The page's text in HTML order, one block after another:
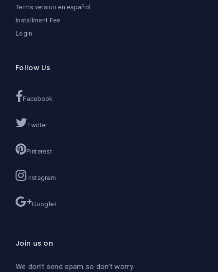
Terms version en español
Installment Fee
Login
Follow Us
Facebook
Twitter
Pinterest
Instagram
Google+
Join us on
We don’t send spam so don’t worry.